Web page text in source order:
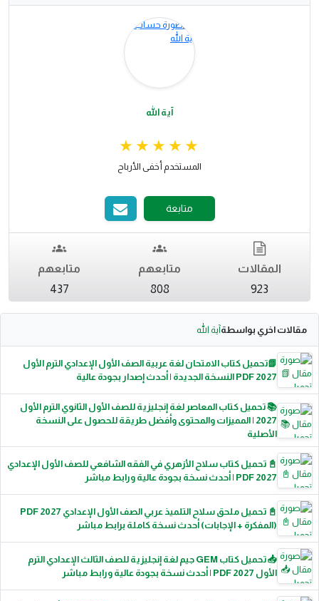
آية الله
المستخدم أخفى الأرباح
متابعة
المقالات
923
متابعهم
808
متابعهم
437
مقالات اخري بواسطةآية الله
📗تحميل كتاب الامتحان لغة عربية الصف الأول الإعدادي الترم الأول
2027 PDF النسخة الجديدة | أحدث إصدار بجودة عالية
📚 تحميل كتاب المعاصر لغة إنجليزية للصف الأول الثانوي الترم الأول
2027 | المميزات والمحتوى وأفضل طريقة للحصول على النسخة
الأصلية
📓 تحميل كتاب سلاح الأزهري في الفقه الشافعي للصف الأول الإعدادي
2027 PDF | أحدث نسخة بجودة عالية ورابط مباشر
📓 تحميل ملحق سلاح التلميذ عربي الصف الأول الإعدادي 2027 PDF
(المفكرة + الإجابات) أحدث نسخة كاملة برابط مباشر
📥 تحميل كتاب GEM جيم لغة إنجليزية للصف الثالث الإعدادي الترم
الأول 2027 PDF | أحدث نسخة بجودة عالية ورابط مباشر